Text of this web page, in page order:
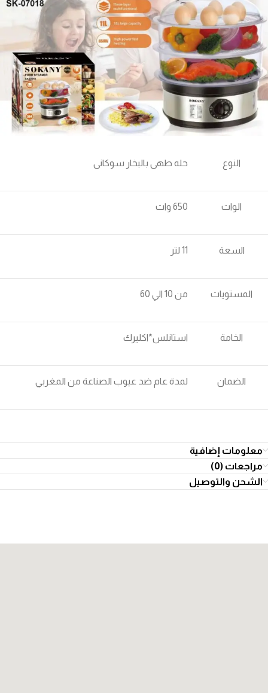
النوع حله طهى بالبخار سوكانى
الوات 650 وات
السعة 11 لتر
المستويات من 10 الي 60
الخامة استانلس*اكليرك
الضمان لمدة عام ضد عيوب الصناعة من المغربي
معلومات إضافية
مراجعات (0)
الشحن والتوصيل